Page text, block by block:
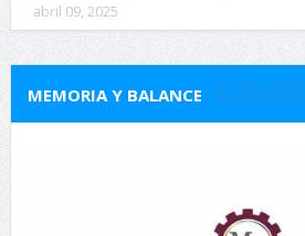
abril 09, 2025
MEMORIA Y BALANCE